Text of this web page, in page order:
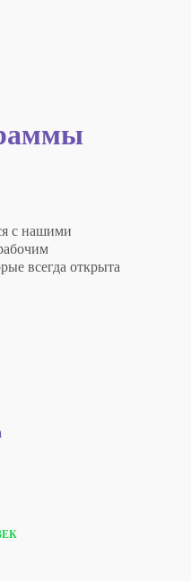
с нашими
всегда открыта